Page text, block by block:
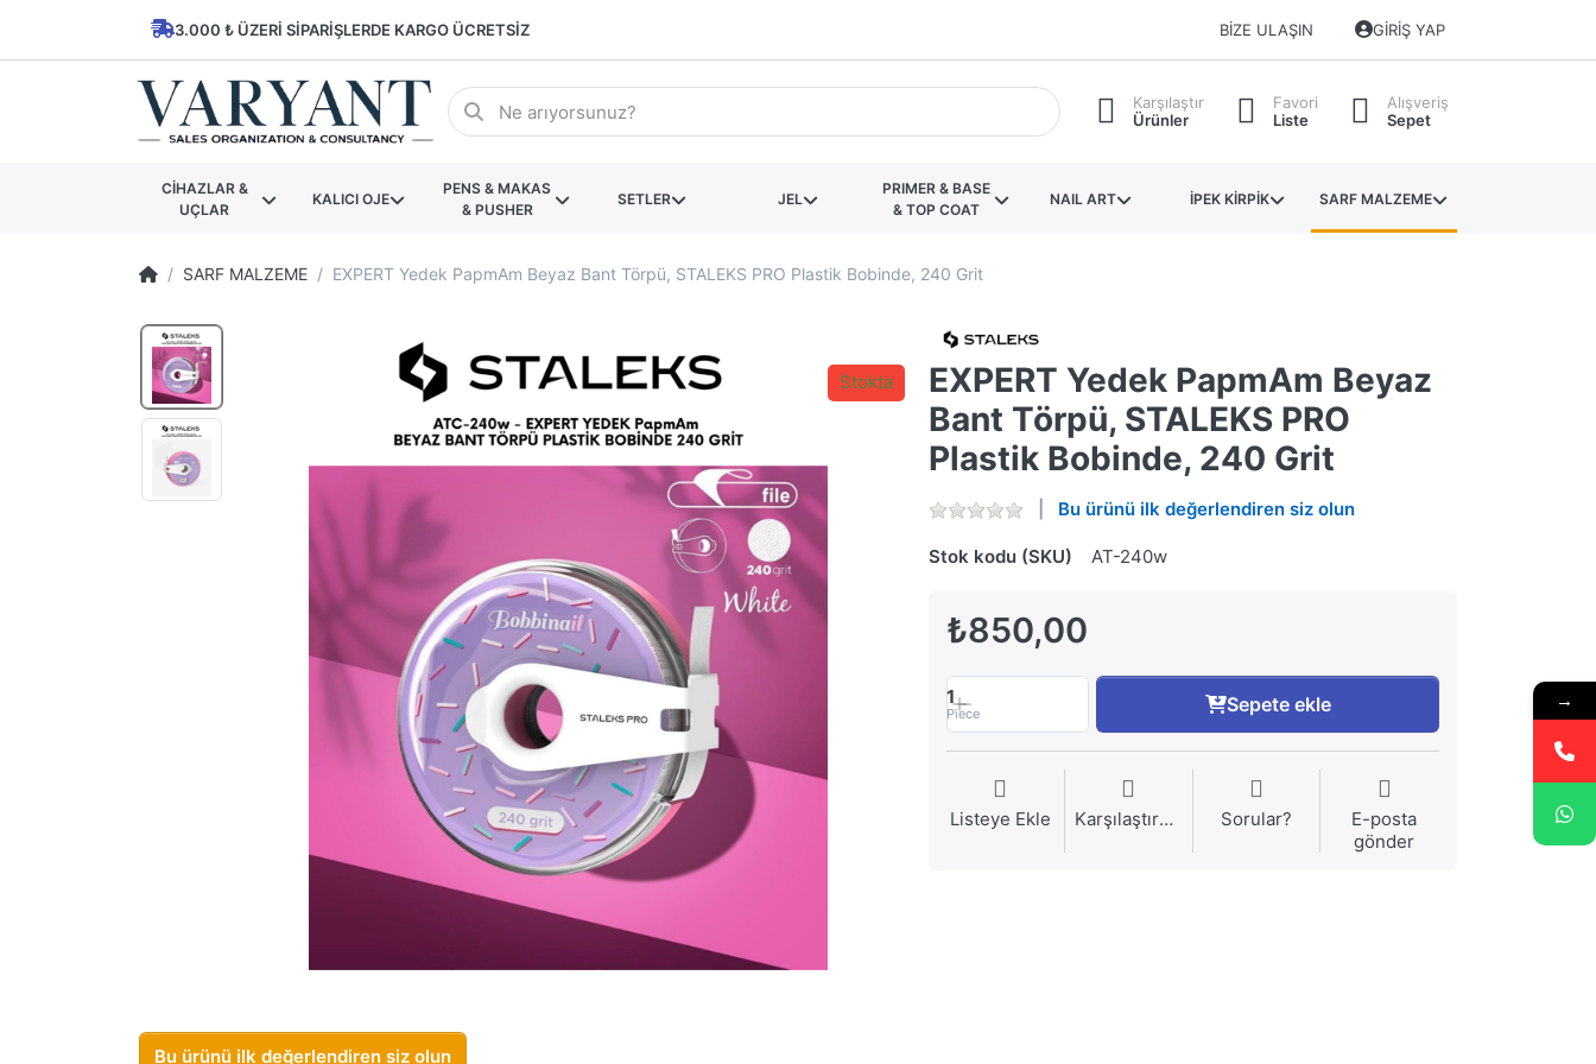
3.000 ₺ ÜZERI SIPARIŞLERDE KARGO ÜCRETSIZ BIZE ULAŞIN GIRIŞ YAP
Karşılaştır
Ürünler
Favori
Liste
Alışveriş
Sepet
CİHAZLAR &
UÇLAR
KALICI OJE
PENS & MAKAS
& PUSHER
SETLER JEL
PRIMER & BASE
& TOP COAT
NAIL ART İPEK KİRPİK SARF MALZEME
SARF MALZEME EXPERT Yedek PapmAm Beyaz Bant Törpü, STALEKS PRO Plastik Bobinde, 240 Grit
EXPERT Yedek PapmAm Beyaz
Bant Törpü, STALEKS PRO
Plastik Bobinde, 240 Grit
Bu ürünü ilk değerlendiren siz olun
Stok kodu (SKU) AT-240w
₺850,00
Stokta
1
Piece Sepete ekle
Listeye Ekle Karşılaştırma Sorular?
E-posta
gönder
Bu ürünü ilk değerlendiren siz olun
→